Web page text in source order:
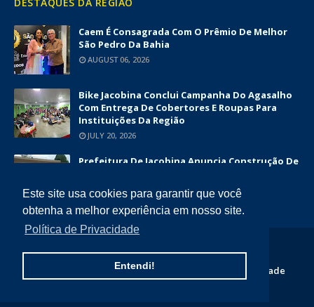
Este site usa cookies para garantir que você
obtenha a melhor experiência em nosso site.
Política de Privacidade
Entendi!
Caem É Consagrada Com O Prêmio De Melhor
São Pedro Da Bahia
AUGUST 06, 2026
Bike Jacobina Conclui Campanha Do Agasalho
Com Entrega De Cobertores E Roupas Para
Instituições Da Região
JULY 20, 2026
Prefeitura De Jacobina Anuncia Construção De
JUNE 12, 2026
Quem Somos Contato
Politica de Privacidade